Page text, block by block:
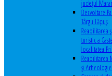
județul
Dezvoltare
Târgu Lăpuș
Reabilitarea
turistic a
localitatea
Reabilitarea
și